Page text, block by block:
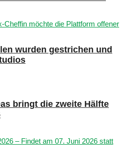
wurden gestrichen und
bringt die zweite Hälfte